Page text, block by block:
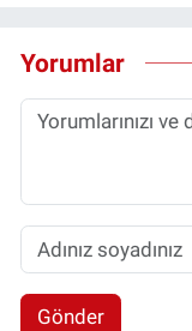
Yorumlar
Gönder